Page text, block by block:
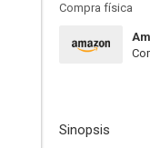
Compra física
Sinopsis